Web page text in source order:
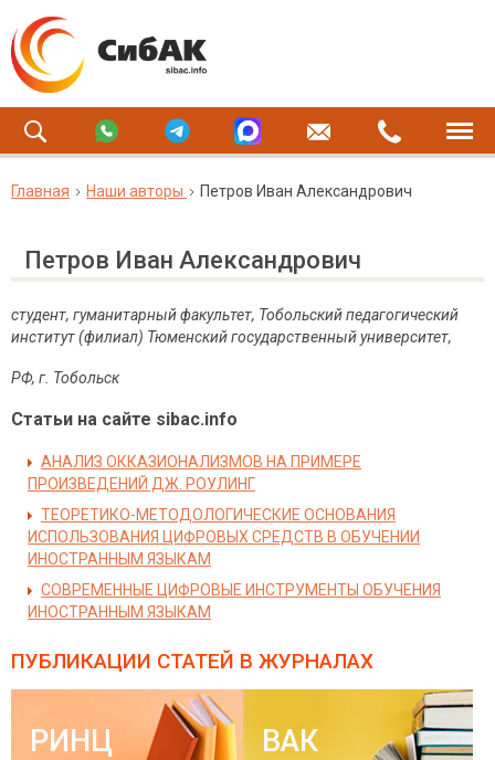
Главная Наши авторы Петров Иван Александрович
Петров Иван Александрович
студент, гуманитарный факультет, Тобольский педагогический
институт (филиал) Тюменский государственный университет,
РФ, г. Тобольск
Статьи на сайте sibac.info
АНАЛИЗ ОККАЗИОНАЛИЗМОВ НА ПРИМЕРЕ
ПРОИЗВЕДЕНИЙ ДЖ. РОУЛИНГ
ТЕОРЕТИКО-МЕТОДОЛОГИЧЕСКИЕ ОСНОВАНИЯ
ИСПОЛЬЗОВАНИЯ ЦИФРОВЫХ СРЕДСТВ В ОБУЧЕНИИ
ИНОСТРАННЫМ ЯЗЫКАМ
СОВРЕМЕННЫЕ ЦИФРОВЫЕ ИНСТРУМЕНТЫ ОБУЧЕНИЯ
ИНОСТРАННЫМ ЯЗЫКАМ
ПУБЛИКАЦИИ СТАТЕЙ В ЖУРНАЛАХ
РИНЦ ВАК